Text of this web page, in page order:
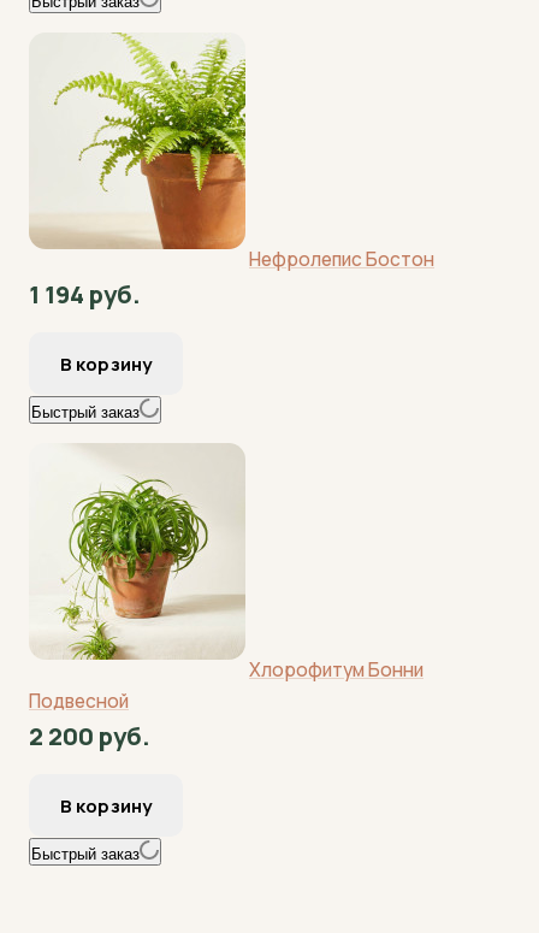
Нефролепис Бостон
1 194 руб.
Быстрый заказ
Хлорофитум Бонни
Подвесной
2 200 руб.
Быстрый заказ